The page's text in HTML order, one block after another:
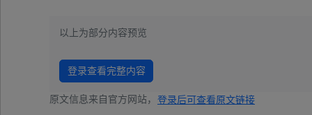
以上为部分内容预览
登录查看完整内容
原文信息来自官方网站， 登录后可查看原文链接